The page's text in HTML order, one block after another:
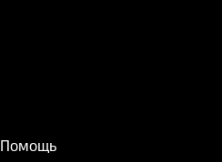
Помощь